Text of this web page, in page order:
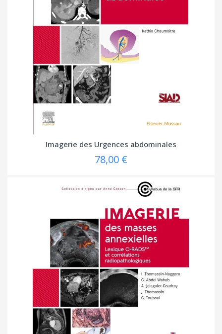
Imagerie des Urgences abdominales
78,00 €